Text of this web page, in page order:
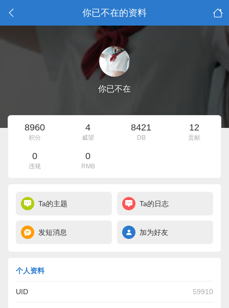
你已不在的资料
你已不在
8960
积分
4
威望
8421
DB
12
贡献
0
违规
0
RMB
Ta的主题 Ta的日志
发短消息 加为好友
个人资料
UID 59910